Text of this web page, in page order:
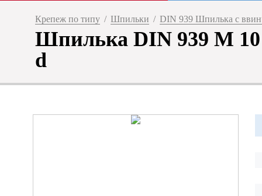
Крепеж по типу / Шпильки / DIN 939 Шпилька с
Шпилька DIN 939 M 10
d